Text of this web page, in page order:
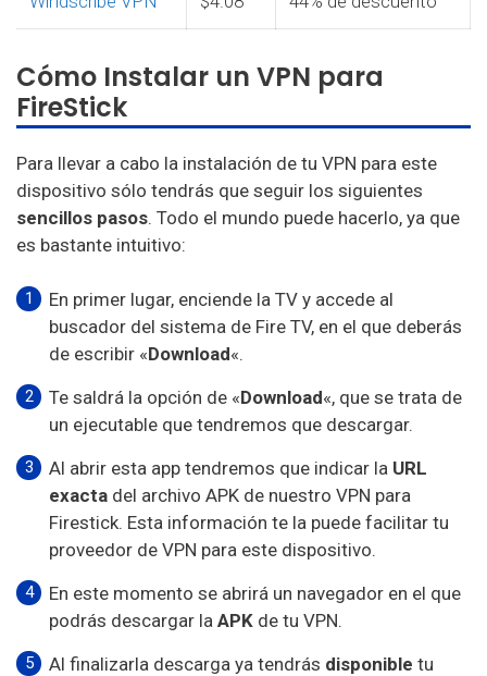
Cómo Instalar un VPN para
FireStick
Para llevar a cabo la instalación de tu VPN para este
dispositivo sólo tendrás que seguir los siguientes
sencillos pasos. Todo el mundo puede hacerlo, ya que
es bastante intuitivo:
En primer lugar, enciende la TV y accede al
buscador del sistema de Fire TV, en el que deberás
de escribir «Download«.
Te saldrá la opción de «Download«, que se trata de
un ejecutable que tendremos que descargar.
Al abrir esta app tendremos que indicar la URL
exacta del archivo APK de nuestro VPN para
Firestick. Esta información te la puede facilitar tu
proveedor de VPN para este dispositivo.
En este momento se abrirá un navegador en el que
podrás descargar la APK de tu VPN.
Al finalizarla descarga ya tendrás disponible tu